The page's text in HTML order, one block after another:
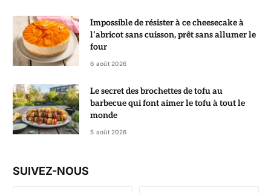
Impossible de résister à ce cheesecake à
l’abricot sans cuisson, prêt sans allumer le
four
6 août 2026
Le secret des brochettes de tofu au
barbecue qui font aimer le tofu à tout le
monde
5 août 2026
SUIVEZ-NOUS